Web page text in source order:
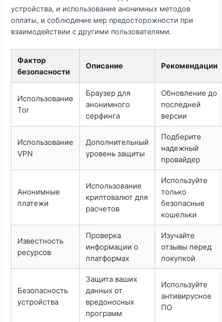
устройства, и использование анонимных методов
оплаты, и соблюдение мер предосторожности при
взаимодействии с другими пользователями.
Фактор
безопасности
Описание Рекомендации
Использование
Tor
Браузер для
анонимного
серфинга
Обновление до
последней
версии
Использование
VPN
Дополнительный
уровень защиты
Подберите
надежный
провайдер
Анонимные
платежи
Использование
криптовалют для
расчетов
Используйте
только
безопасные
кошельки
Известность
ресурсов
Проверка
информации о
платформах
Изучайте
отзывы перед
покупкой
Безопасность
устройства
Защита ваших
данных от
вредоносных
программ
Используйте
антивирусное
ПО